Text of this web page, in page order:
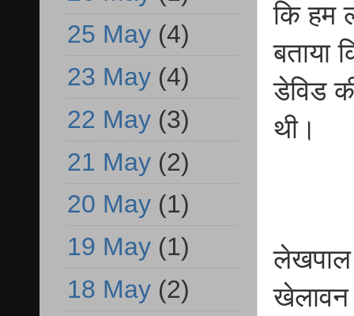
कि हम
बताया
डेविड
थी।
लेखपाल
खेलावन
25 May (4)
23 May (4)
22 May (3)
21 May (2)
20 May (1)
19 May (1)
18 May (2)